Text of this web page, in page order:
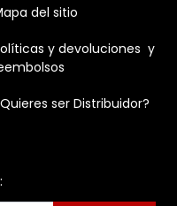
del sitio
y devoluciones y
ser Distribuidor?